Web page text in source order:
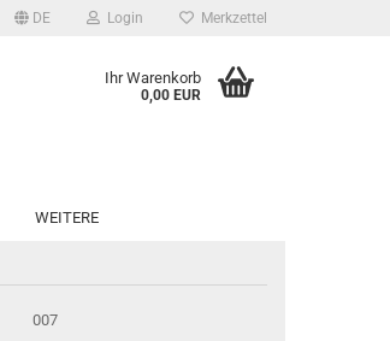
DE Login Merkzettel
Ihr Warenkorb
0,00 EUR
WEITERE
007